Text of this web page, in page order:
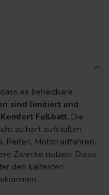
es beheizbare
sind limitiert und
Fußbett. Die
zu hart aufstoßen.
Reiten, Motorradfahren,
Zwecke nutzen. Diese
den kältesten